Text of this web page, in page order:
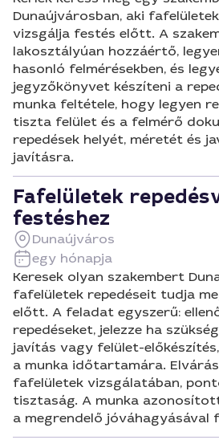
Dunaújvárosban, aki
vizsgálja festés előtt. A
lakosztályúan hozzáértő,
hasonló felmérésekben, és
jegyzőkönyvet készíteni a
munka feltétele, hogy legyen
tiszta felület és a felmérő
repedések helyét, méretét és
javításra.
Fafelületek
festéshez
Dunaújváros
egy hónapja
Keresek olyan szakembert
fafelületek repedéseit tudja
előtt. A feladat egyszerű:
repedéseket, jelezze ha
javítás vagy felület-
a munka időtartamára.
fafelületek vizsgálatában,
tisztaság. A munka
a megrendelő